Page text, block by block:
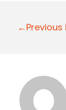
Post
←Previous